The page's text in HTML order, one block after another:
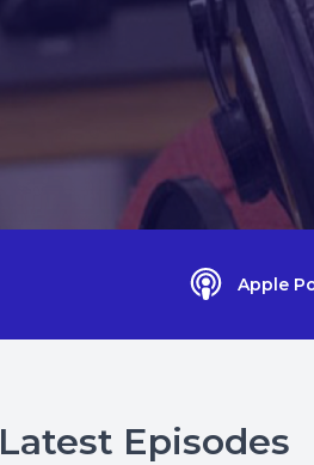
Apple
Latest Episodes